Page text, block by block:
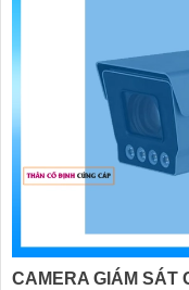
CAMERA GIÁM SÁT